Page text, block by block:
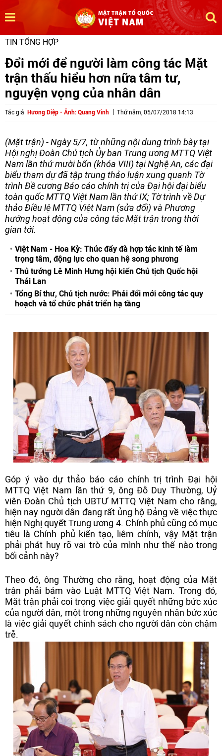
TIN TỔNG HỢP
Đổi mới để người làm công tác Mặt
trận thấu hiểu hơn nữa tâm tư,
nguyện vọng của nhân dân
Tác giả Hương Diệp - Ảnh: Quang Vinh Thứ năm, 05/07/2018 14:13
(Mặt trận) - Ngày 5/7, từ những nội dung trình bày tại
Hội nghị Đoàn Chủ tịch Ủy ban Trung ương MTTQ Việt
Nam lần thứ mười bốn (khóa VIII) tại Nghệ An, các đại
biểu tham dự đã tập trung thảo luận xung quanh Tờ
trình Đề cương Báo cáo chính trị của Đại hội đại biểu
toàn quốc MTTQ Việt Nam lần thứ IX; Tờ trình về Dự
thảo Điều lệ MTTQ Việt Nam (sửa đổi) và Phương
hướng hoạt động của công tác Mặt trận trong thời
gian tới.
Việt Nam - Hoa Kỳ: Thúc đẩy đà hợp tác kinh tế làm
trọng tâm, động lực cho quan hệ song phương
Thủ tướng Lê Minh Hưng hội kiến Chủ tịch Quốc hội
Thái Lan
Tổng Bí thư, Chủ tịch nước: Phải đổi mới công tác quy
hoạch và tổ chức phát triển hạ tầng
Góp ý vào dự thảo báo cáo chính trị trình Đại hội
MTTQ Việt Nam lần thứ 9, ông Đỗ Duy Thường, Uỷ
viên Đoàn Chủ tịch UBTƯ MTTQ Việt Nam cho rằng,
hiện nay người dân đang rất ủng hộ Đảng về việc thực
hiện Nghị quyết Trung ương 4. Chính phủ cũng có mục
tiêu là Chính phủ kiến tạo, liêm chính, vậy Mặt trận
phải phát huy rõ vai trò của mình như thế nào trong
bối cảnh này?
Theo đó, ông Thường cho rằng, hoạt động của Mặt
trận phải bám vào Luật MTTQ Việt Nam. Trong đó,
Mặt trận phải coi trọng việc giải quyết những bức xúc
của người dân, một trong những nguyên nhân bức xúc
là việc giải quyết chính sách cho người dân còn chậm
trễ.